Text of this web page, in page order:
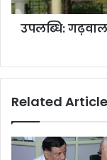
उपलब्धि: गढ़वाल
Related